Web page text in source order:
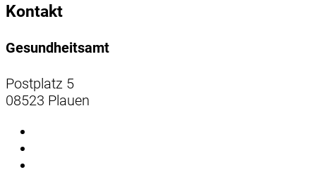
Kontakt
Gesundheitsamt
Postplatz 5
08523 Plauen